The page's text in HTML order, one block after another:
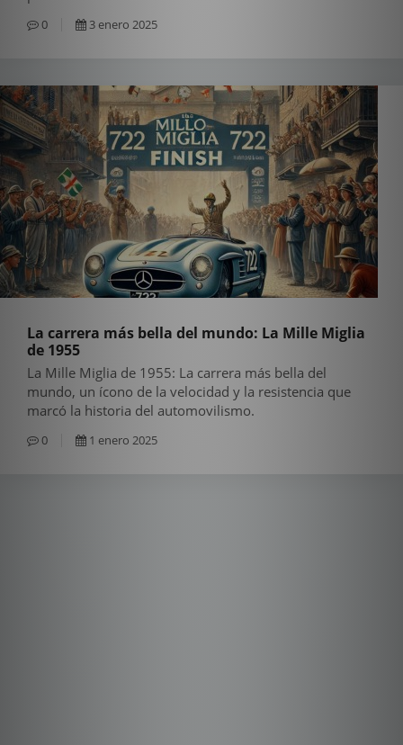
0 3 enero 2025
La carrera más bella del mundo: La Mille Miglia
de 1955
La Mille Miglia de 1955: La carrera más bella del
mundo, un ícono de la velocidad y la resistencia que
marcó la historia del automovilismo.
0 1 enero 2025